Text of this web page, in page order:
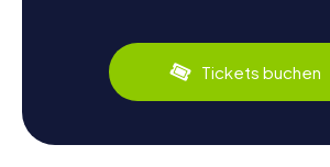
Tickets buchen